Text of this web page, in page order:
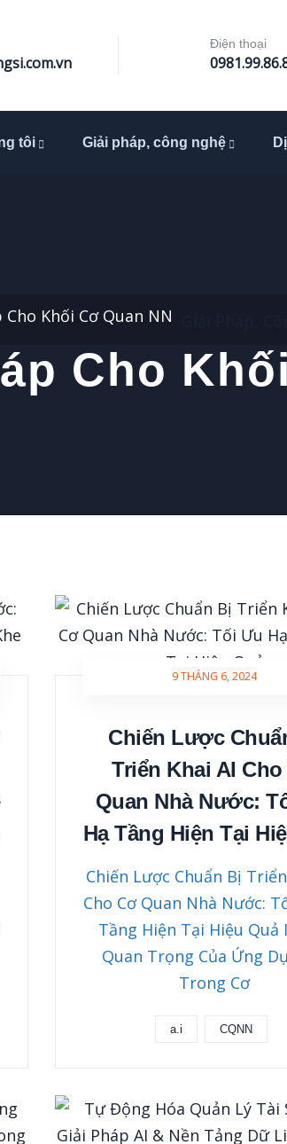
Điện thoại
tôi Giải pháp, công nghệ
Cho Khối Cơ Quan NN
Cho
9 THÁNG 6, 2024
Chiến Lược
Triển Khai AI
Quan Nhà Nước:
Hạ Tầng Hiện Tại
Chiến Lược Chuẩn Bị
Cho Cơ Quan Nhà Nước:
Tầng Hiện Tại Hiệu Quả
Quan Trọng Của Ứng
Trong Cơ
a.i CQNN